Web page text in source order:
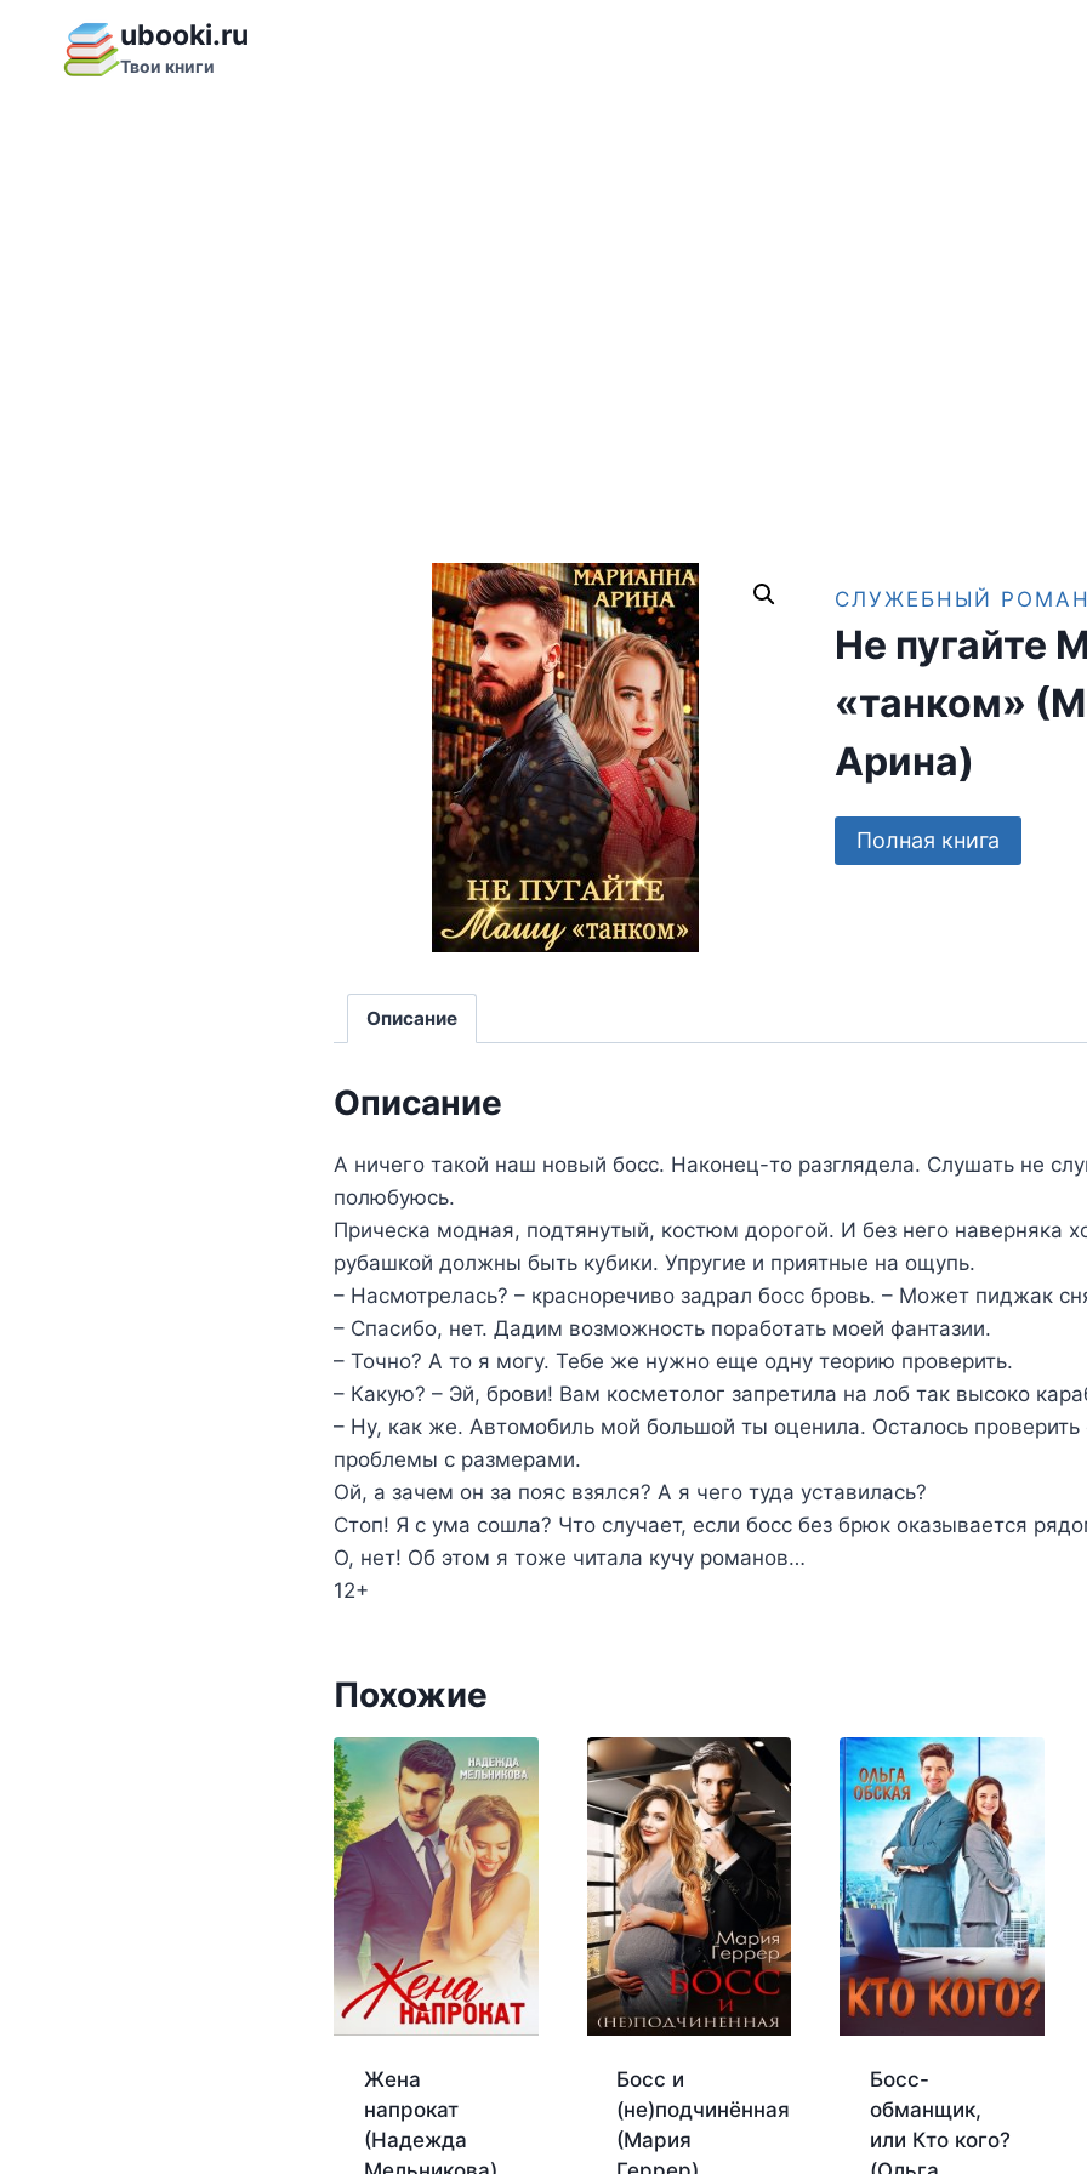
содержимому
ubooki.ru
Твои книги
СЛУЖЕБНЫЙ РОМАН
Не пугайте
«танком»
Арина)
Полная книга
Описание
Описание
А ничего такой наш новый босс. Наконец-то разглядела. Слушать не
полюбуюсь.
Прическа модная, подтянутый, костюм дорогой. И без него наверняка
рубашкой должны быть кубики. Упругие и приятные на ощупь.
– Насмотрелась? – красноречиво задрал босс бровь. – Может пиджак
– Спасибо, нет. Дадим возможность поработать моей фантазии.
– Точно? А то я могу. Тебе же нужно еще одну теорию проверить.
– Какую? – Эй, брови! Вам косметолог запретила на лоб так высоко
– Ну, как же. Автомобиль мой большой ты оценила. Осталось проверить
проблемы с размерами.
Ой, а зачем он за пояс взялся? А я чего туда уставилась?
Стоп! Я с ума сошла? Что случает, если босс без брюк оказывается
О, нет! Об этом я тоже читала кучу романов…
12+
Похожие
Жена
напрокат
(Надежда
Босс и
(не)подчинённая
(Мария
Босс-
обманщик,
или Кто кого?